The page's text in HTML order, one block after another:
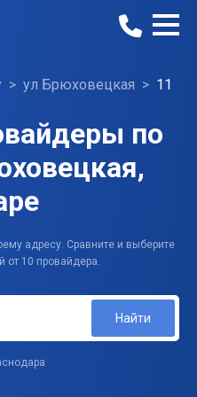
ул Брюховецкая 11
по
адресу. Сравните и выберите
от 10 провайдера.
Найти